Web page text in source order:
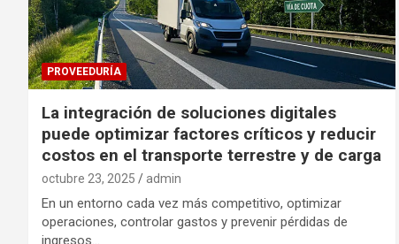
PROVEEDURÍA
La integración de soluciones digitales
puede optimizar factores críticos y reducir
costos en el transporte terrestre y de carga
octubre 23, 2025 admin
En un entorno cada vez más competitivo, optimizar
operaciones, controlar gastos y prevenir pérdidas de
ingresos…